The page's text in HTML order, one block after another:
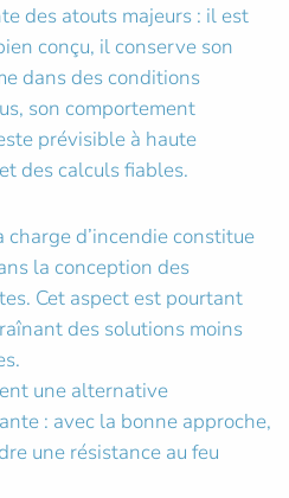
des atouts majeurs : il est
conçu, il conserve son
dans des conditions
son comportement
prévisible à haute
des calculs fiables.
charge d’incendie constitue
la conception des
Cet aspect est pourtant
des solutions moins
une alternative
: avec la bonne approche,
une résistance au feu